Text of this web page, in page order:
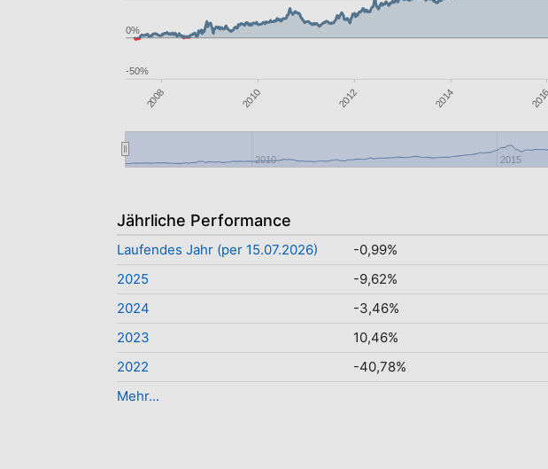
2008 2010 2012 2014 2016
2010 2015
-50%
0%
Jährliche Performance
Laufendes Jahr (per 15.07.2026)
-0,99%
2025
-9,62%
2024
-3,46%
2023
10,46%
2022
-40,78%
Mehr...